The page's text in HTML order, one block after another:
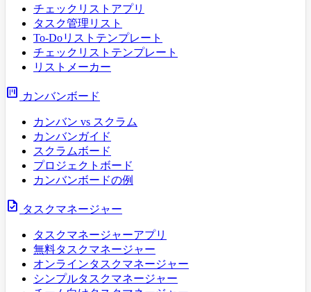
チェックリストアプリ
タスク管理リスト
To-Doリストテンプレート
チェックリストテンプレート
リストメーカー
view_kanban カンバンボード
カンバン vs スクラム
カンバンガイド
スクラムボード
プロジェクトボード
カンバンボードの例
task タスクマネージャー
タスクマネージャーアプリ
無料タスクマネージャー
オンラインタスクマネージャー
シンプルタスクマネージャー